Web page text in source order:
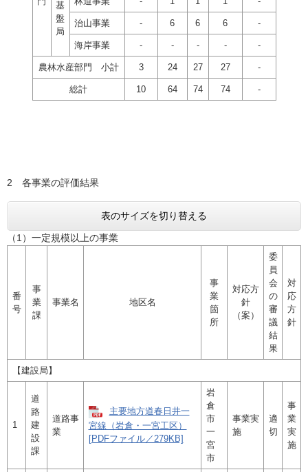
基
盤
局
治山事業 - 6 6 6 -
海岸事業 - - - - -
農林水産部門 小計 3 24 27 27 -
総計 10 64 74 74 -
2 各事業の評価結果
表のサイズを切り替える
（1）一定規模以上の事業
番
号
事
業
課
事業名 地区名
事
業
箇
所
対応方
針
（案）
委
員
会
の
審
議
結
果
対
応
方
針
【建設局】
1
道
路
建
設
課
道路事
業
主要地方道春日井一
宮線（岩倉・一宮工区）
[PDFファイル／279KB]
岩
倉
市
一
宮
市
事業実
施
適
切
事
業
実
施